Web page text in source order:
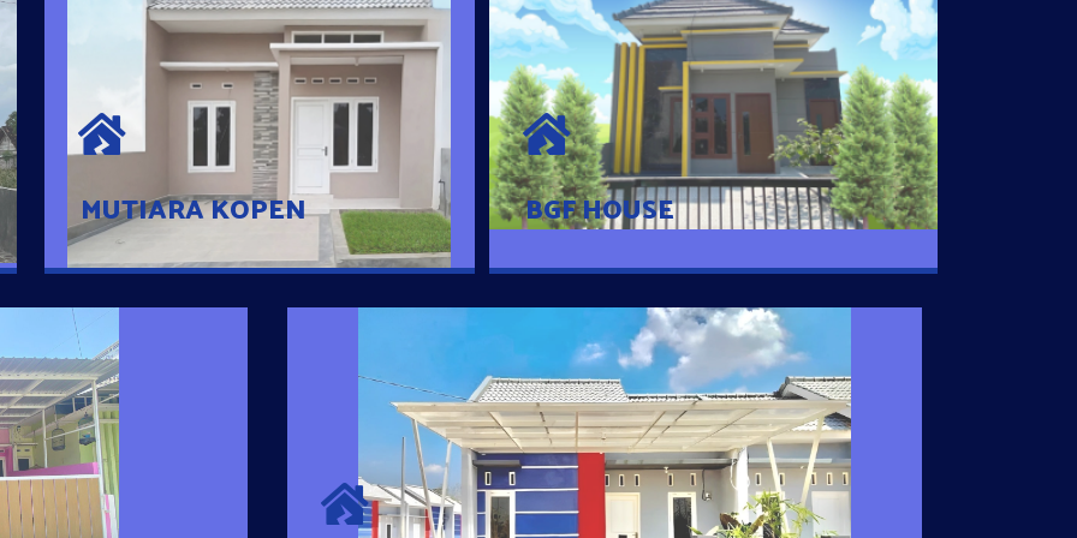
MUTIARA KOPEN
MUTIARA KOPEN
Hunian nyaman dengan suasana
pedesaan. 10 menit dari pusat kota, 2
menit dari Ring Road
BGF HOUSE
BGF HOUSE
Hunian Mewah Pusat Kota dengan fasilitas
Free Desain, Dapur, Parkir Mobil dengan 3
Kamar Tidur dan 2 Kamar Mandi.
Pintar
rumahnya dengan
SURYA MADANI SATU
Satu-satunya Hunian nyaman dengan harga subsidi hanya 100
jutaan dengan lokasi strategis di Tuban